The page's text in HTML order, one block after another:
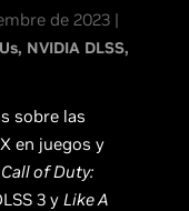
de 2023 |
NVIDIA DLSS
sobre las
en juegos y
Call of Duty:
3 yLike A